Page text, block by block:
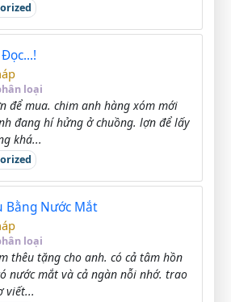
loại
để mua. chim anh hàng xóm mới
đang hí hửng ở chuồng. lợn để lấy
khá...
Bằng Nước Mắt
loại
thêu tặng cho anh. có cả tâm hồn
nước mắt và cả ngàn nỗi nhớ. trao
viết...